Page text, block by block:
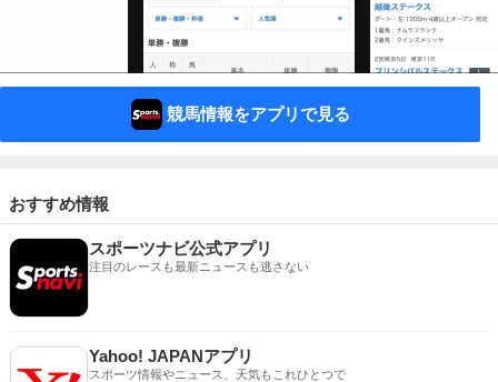
競馬情報をアプリで見る
おすすめ情報
スポーツナビ公式アプリ
注目のレースも最新ニュースも逃さない
Yahoo! JAPANアプリ
スポーツ情報やニュース、天気もこれひとつで